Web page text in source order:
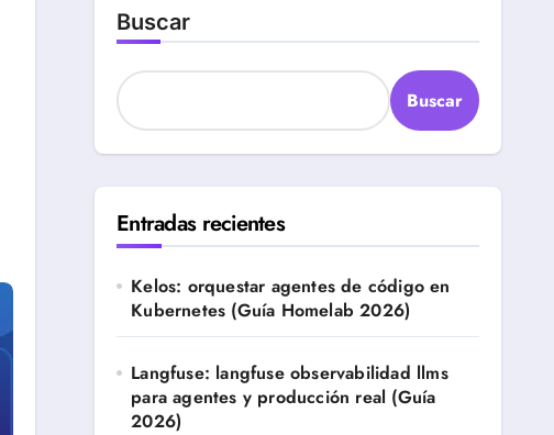
Buscar
Buscar
Entradas recientes
Kelos: orquestar agentes de código en
Kubernetes (Guía Homelab 2026)
Langfuse: langfuse observabilidad llms
para agentes y producción real (Guía
2026)